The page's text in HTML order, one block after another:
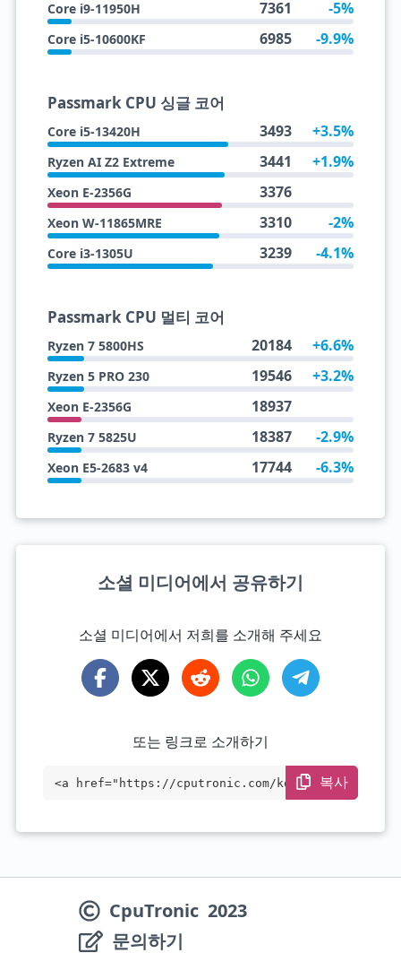
Core i9-11950H 7361 -5%
Core i5-10600KF 6985 -9.9%
Passmark CPU 싱글 코어
Core i5-13420H 3493 +3.5%
Ryzen AI Z2 Extreme 3441 +1.9%
Xeon E-2356G 3376
Xeon W-11865MRE 3310 -2%
Core i3-1305U 3239 -4.1%
Passmark CPU 멀티 코어
Ryzen 7 5800HS 20184 +6.6%
Ryzen 5 PRO 230 19546 +3.2%
Xeon E-2356G 18937
Ryzen 7 5825U 18387 -2.9%
Xeon E5-2683 v4 17744 -6.3%
소셜 미디어에서 공유하기
소셜 미디어에서 저희를 소개해 주세요
또는 링크로 소개하기
<a href="https://cputronic.com/ko/cpu/in
복사
CpuTronic 2023
문의하기